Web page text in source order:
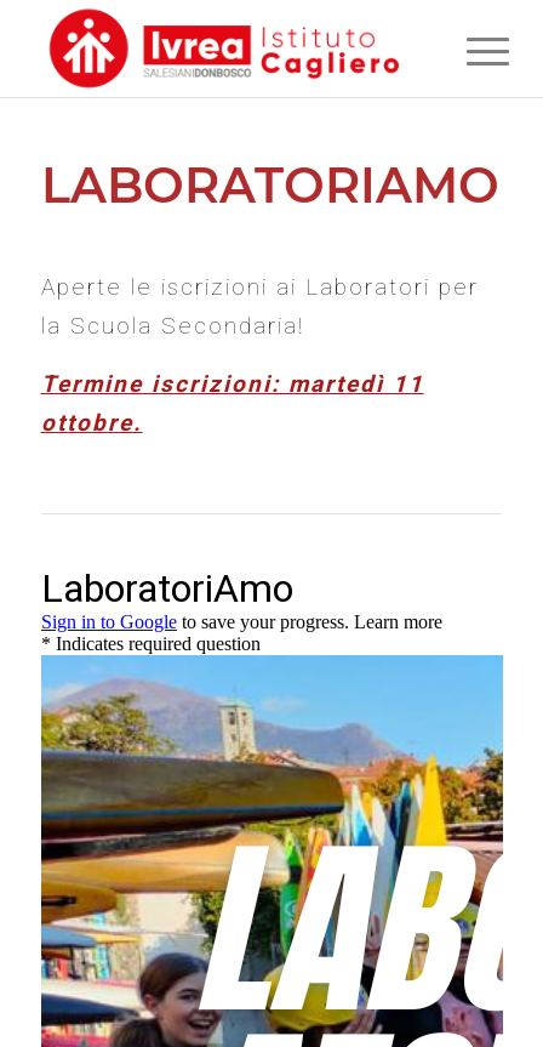
LABORATORIAMO
Aperte le iscrizioni ai Laboratori per
la Scuola Secondaria!
Termine iscrizioni: martedì 11
ottobre.